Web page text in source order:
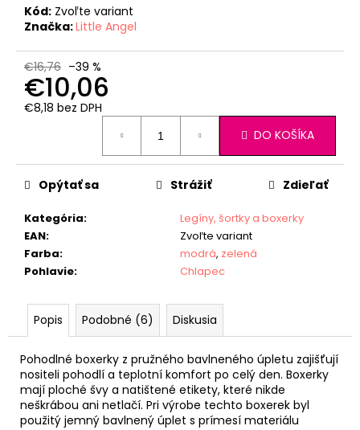
Kód: Zvoľte variant
Značka:Little Angel
€16,76 –39 %
€10,06
€8,18 bez DPH
DO KOŠÍKA
Kategória:
Legíny, šortky a boxerky
EAN:
Zvoľte variant
Farba: modrá, zelená
Pohlavie: Chlapec
Opýtať sa Strážiť Zdieľať
Popis Podobné (6) Diskusia
Pohodlné boxerky z pružného bavlneného úpletu zajišťují
nositeli pohodlí a teplotní komfort po celý den. Boxerky
mají ploché švy a natištené etikety, které nikde
neškrábou ani netlačí. Pri výrobe techto boxerek byl
použitý jemný bavlnený úplet s prímesí materiálu